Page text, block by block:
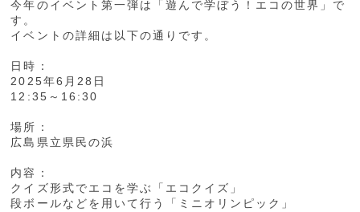
今年のイベント第一弾は「遊んで学ぼう！エコの世界」で
す。
イベントの詳細は以下の通りです。
日時：
2025年6月28日
12:35～16:30
場所：
広島県立県民の浜
内容：
クイズ形式でエコを学ぶ「エコクイズ」
段ボールなどを用いて行う「ミニオリンピック」